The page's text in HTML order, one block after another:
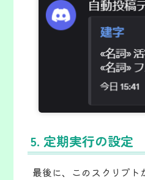
5. 定期実行の設定
最後に、このスクリプト